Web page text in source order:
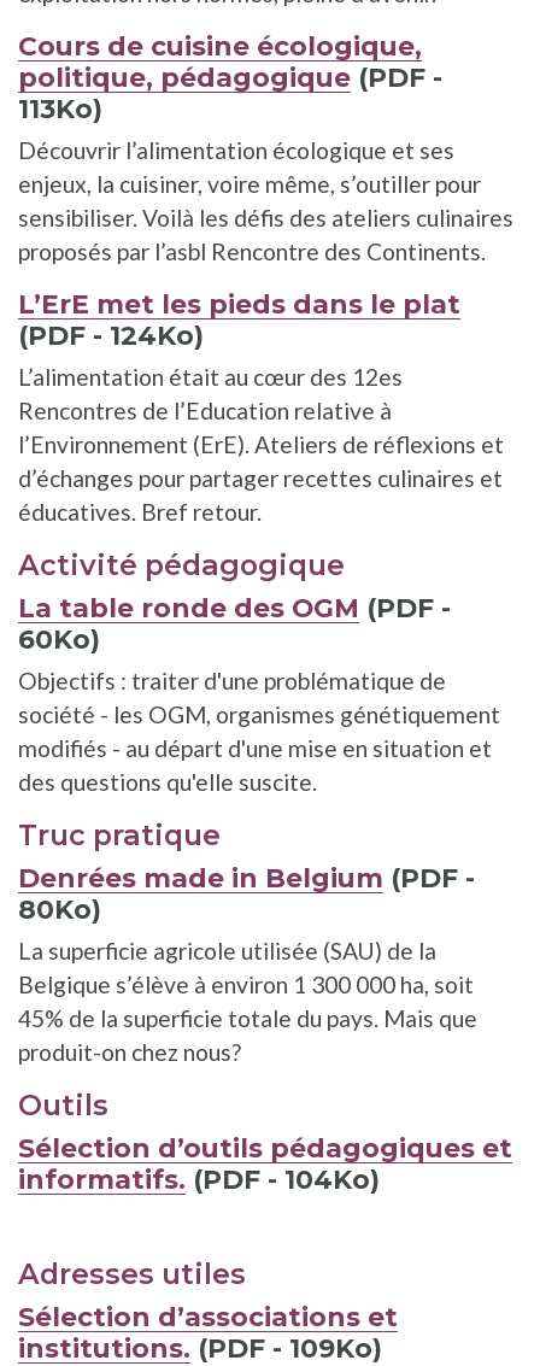
Cours de cuisine écologique,
politique, pédagogique (PDF -
113Ko)
Découvrir l’alimentation écologique et ses
enjeux, la cuisiner, voire même, s’outiller pour
sensibiliser. Voilà les défis des ateliers culinaires
proposés par l’asbl Rencontre des Continents.
L’ErE met les pieds dans le plat
(PDF - 124Ko)
L’alimentation était au cœur des 12es
Rencontres de l’Education relative à
l’Environnement (ErE). Ateliers de réflexions et
d’échanges pour partager recettes culinaires et
éducatives. Bref retour.
Activité pédagogique
La table ronde des OGM (PDF -
60Ko)
Objectifs : traiter d'une problématique de
société - les OGM, organismes génétiquement
modifiés - au départ d'une mise en situation et
des questions qu'elle suscite.
Truc pratique
Denrées made in Belgium (PDF -
80Ko)
La superficie agricole utilisée (SAU) de la
Belgique s’élève à environ 1 300 000 ha, soit
45% de la superficie totale du pays. Mais que
produit-on chez nous?
Outils
Sélection d’outils pédagogiques et
informatifs. (PDF - 104Ko)
Adresses utiles
Sélection d’associations et
institutions. (PDF - 109Ko)